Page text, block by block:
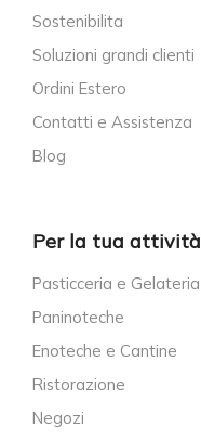
Sostenibilita
Soluzioni grandi clienti
Ordini Estero
Contatti e Assistenza
Blog
Per la tua attività
Pasticceria e Gelateria
Paninoteche
Enoteche e Cantine
Ristorazione
Negozi